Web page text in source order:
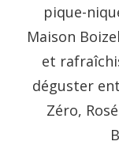
pique-
Maison
et
déguster
Zéro,